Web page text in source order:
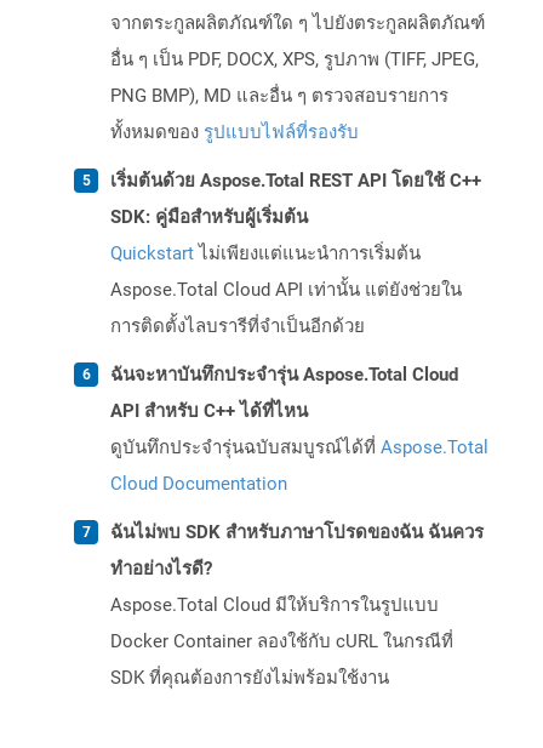
จากตระกูลผลิตภัณฑ์ใด ๆ ไปยังตระกูลผลิตภัณฑ์
อื่น ๆ เป็น PDF, DOCX, XPS, รูปภาพ (TIFF, JPEG,
PNG BMP), MD และอื่น ๆ ตรวจสอบรายการ
ทั้งหมดของ รูปแบบไฟล์ที่รองรับ
เริ่มต้นด้วย Aspose.Total REST API โดยใช้ C++
SDK: คู่มือสำหรับผู้เริ่มต้น
Quickstartไม่เพียงแต่แนะนำการเริ่มต้น
Aspose.Total Cloud API เท่านั้น แต่ยังช่วยใน
การติดตั้งไลบรารีที่จำเป็นอีกด้วย
ฉันจะหาบันทึกประจำรุ่น Aspose.Total Cloud
API สำหรับ C++ ได้ที่ไหน
ดูบันทึกประจำรุ่นฉบับสมบูรณ์ได้ที่ Aspose.Total
Cloud Documentation
ฉันไม่พบ SDK สำหรับภาษาโปรดของฉัน ฉันควร
ทำอย่างไรดี?
Aspose.Total Cloud มีให้บริการในรูปแบบ
Docker Container ลองใช้กับ cURL ในกรณีที่
SDK ที่คุณต้องการยังไม่พร้อมใช้งาน